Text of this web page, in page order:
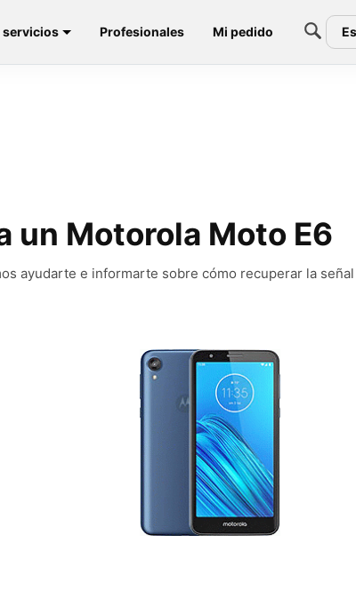
servicios Profesionales Mi pedido
un Motorola Moto E6
ayudarte e informarte sobre cómo recuperar la señal